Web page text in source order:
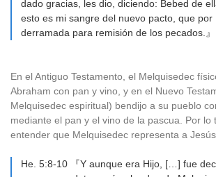
dado gracias, les dio, diciendo: Bebed de
esto es mi sangre del nuevo pacto, que por
derramada para remisión de los pecados.』
En el Antiguo Testamento, el Melquisedec
Abraham con pan y vino, y en el Nuevo
Melquisedec espiritual) bendijo a su pueblo
mediante el pan y el vino de la pascua. Por lo
entender que Melquisedec representa a Jesús.
He. 5:8-10 『Y aunque era Hijo, […] fue